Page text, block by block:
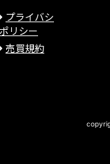
プライバシ
リシー
売買規約